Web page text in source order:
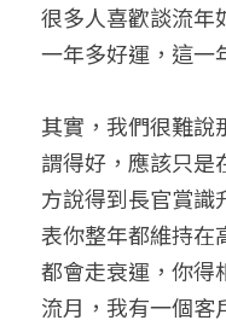
團隊訓練營
五行八字
很多人喜歡談流年
一年多好運，這一
其實，我們很難說
謂得好，應該只是
方說得到長官賞識
表你整年都維持在
都會走衰運，你得
流月，我有一個客